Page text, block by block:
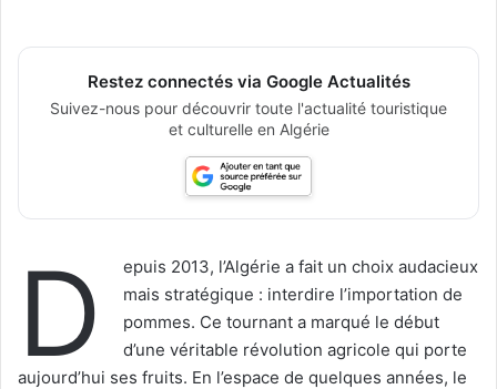
Restez connectés via Google Actualités
Suivez-nous pour découvrir toute l'actualité touristique
et culturelle en Algérie
D
epuis 2013, l’Algérie a fait un choix audacieux
mais stratégique : interdire l’importation de
pommes. Ce tournant a marqué le début
d’une véritable révolution agricole qui porte
aujourd’hui ses fruits. En l’espace de quelques années, le